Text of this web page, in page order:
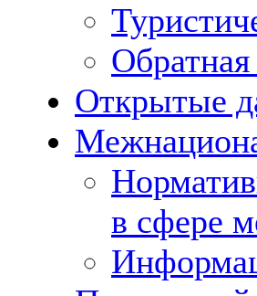
Обратная
Открытые
в сфере